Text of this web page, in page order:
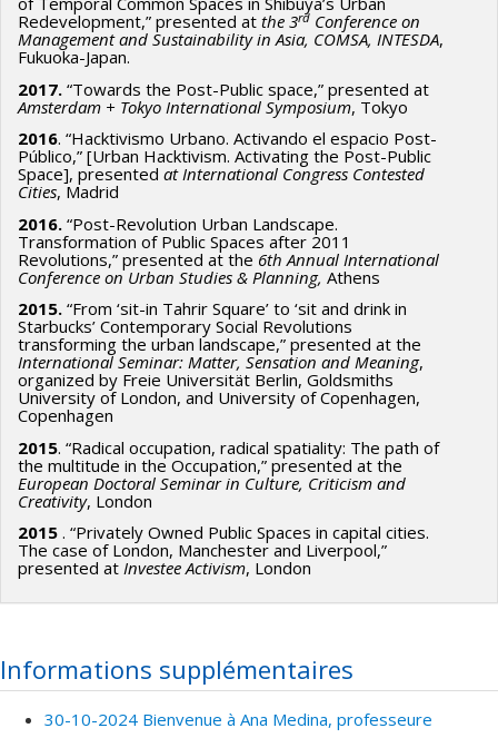
Redevelopment,” presented at the 3rd Conference on
Management and Sustainability in Asia, COMSA, INTESDA,
Fukuoka-Japan.
2017. “Towards the Post-Public space,” presented at
Amsterdam + Tokyo International Symposium, Tokyo
2016. “Hacktivismo Urbano. Activando el espacio Post-
Público,” [Urban Hacktivism. Activating the Post-Public
Space], presented at International Congress Contested
Cities, Madrid
2016. “Post-Revolution Urban Landscape.
Transformation of Public Spaces after 2011
Revolutions,” presented at the 6th Annual International
Conference on Urban Studies & Planning, Athens
2015. “From ‘sit-in Tahrir Square’ to ‘sit and drink in
Starbucks’ Contemporary Social Revolutions
transforming the urban landscape,” presented at the
International Seminar: Matter, Sensation and Meaning,
organized by Freie Universität Berlin, Goldsmiths
University of London, and University of Copenhagen,
Copenhagen
2015. “Radical occupation, radical spatiality: The path of
the multitude in the Occupation,” presented at the
European Doctoral Seminar in Culture, Criticism and
Creativity, London
2015 . “Privately Owned Public Spaces in capital cities.
The case of London, Manchester and Liverpool,”
presented at Investee Activism, London
Informations supplémentaires
30-10-2024 Bienvenue à Ana Medina, professeure